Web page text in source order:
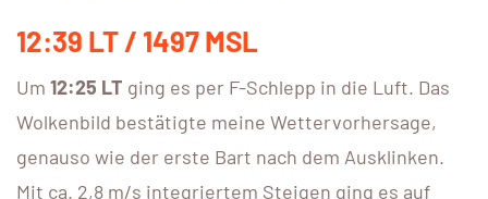
12:39 LT / 1497 MSL
Um 12:25 LT ging es per F-Schlepp in die Luft. Das
Wolkenbild bestätigte meine Wettervorhersage,
genauso wie der erste Bart nach dem Ausklinken.
Mit ca. 2,8 m/s integriertem Steigen ging es auf